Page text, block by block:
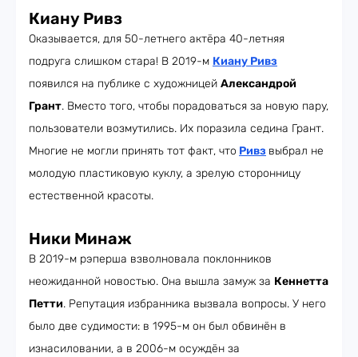
Киану Ривз
Оказывается, для 50-летнего актёра 40-летняя
подруга слишком стара! В 2019-м Киану Ривз
появился на публике с художницей Александрой
Грант. Вместо того, чтобы порадоваться за новую пару,
пользователи возмутились. Их поразила седина Грант.
Многие не могли принять тот факт, что Ривз выбрал не
молодую пластиковую куклу, а зрелую сторонницу
естественной красоты.
Ники Минаж
В 2019-м рэперша взволновала поклонников
неожиданной новостью. Она вышла замуж за Кеннетта
Петти. Репутация избранника вызвала вопросы. У него
было две судимости: в 1995-м он был обвинён в
изнасиловании, а в 2006-м осуждён за